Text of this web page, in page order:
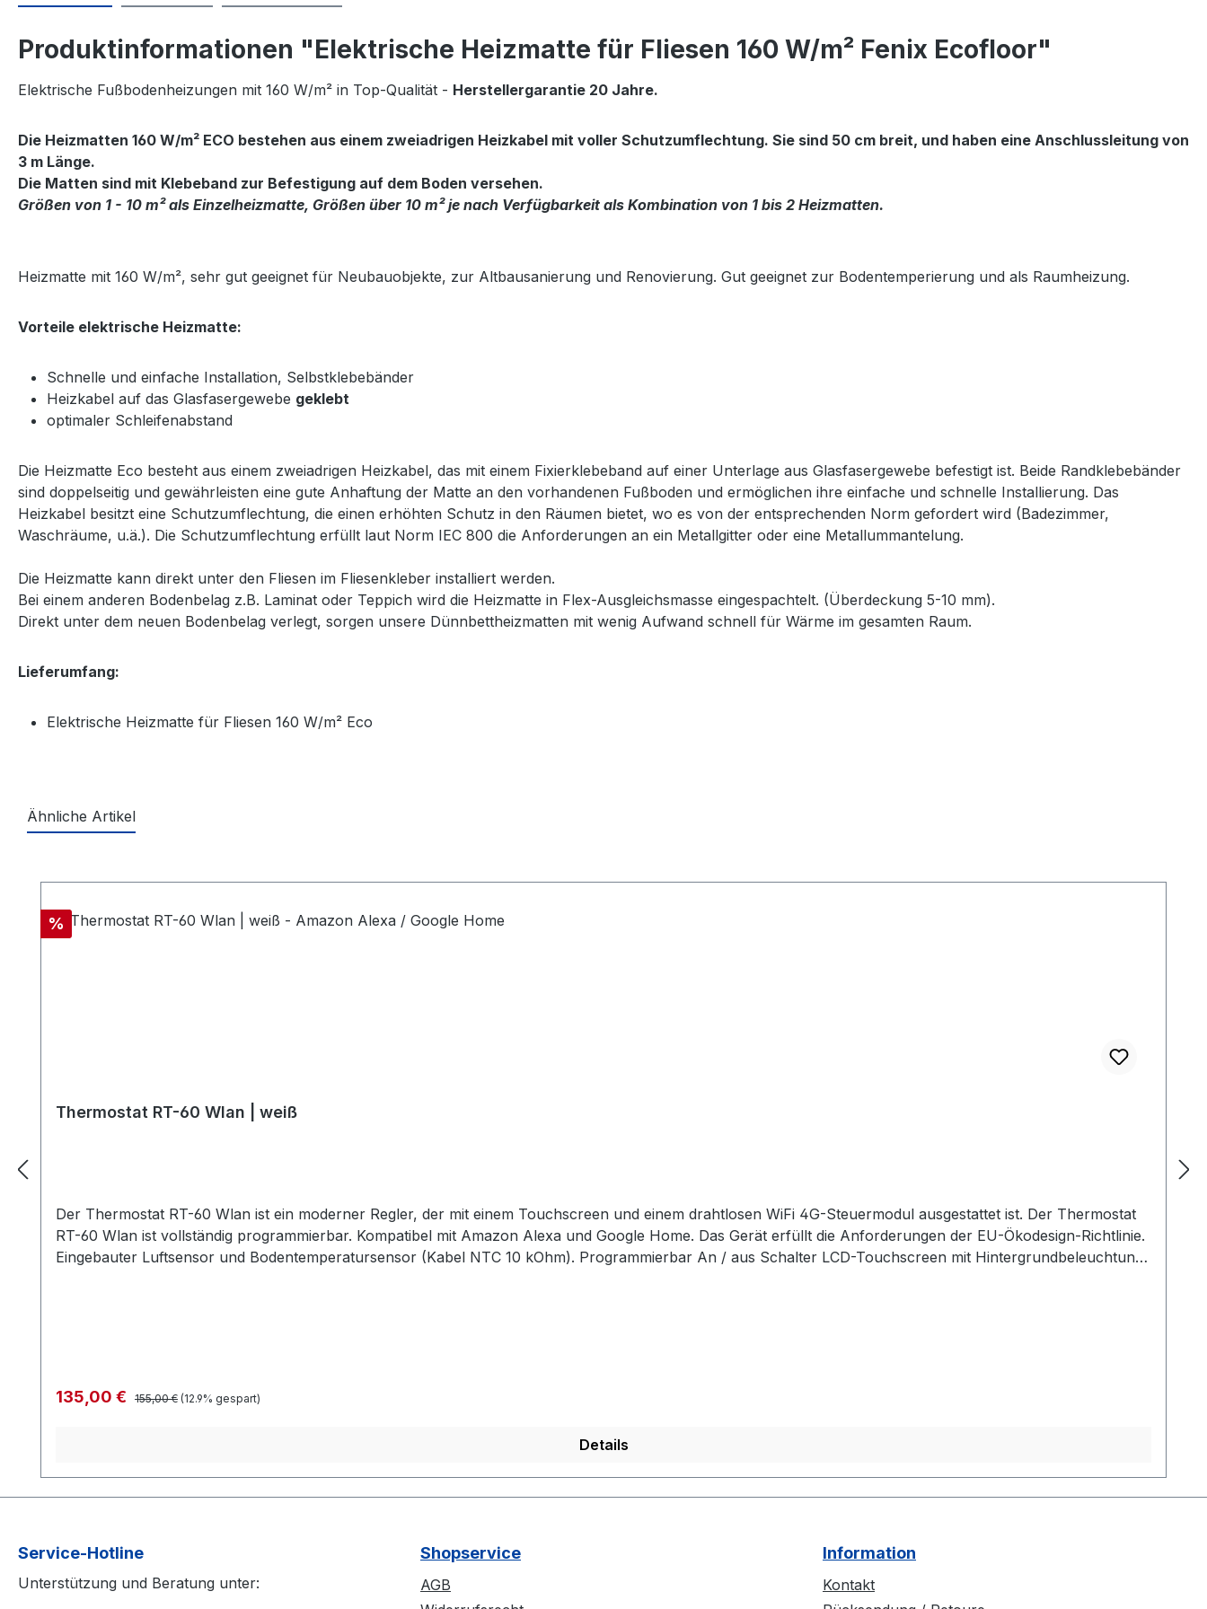
Produktinformationen "Elektrische Heizmatte für Fliesen 160 W/m² Fenix Ecofloor"
Elektrische Fußbodenheizungen mit 160 W/m² in Top-Qualität - Herstellergarantie 20 Jahre.
Die Heizmatten 160 W/m² ECO bestehen aus einem zweiadrigen Heizkabel mit voller Schutzumflechtung. Sie sind 50 cm breit, und haben eine Anschlussleitung von
3 m Länge.
Die Matten sind mit Klebeband zur Befestigung auf dem Boden versehen.
Größen von 1 - 10 m² als Einzelheizmatte, Größen über 10 m² je nach Verfügbarkeit als Kombination von 1 bis 2 Heizmatten.
Heizmatte mit 160 W/m², sehr gut geeignet für Neubauobjekte, zur Altbausanierung und Renovierung. Gut geeignet zur Bodentemperierung und als Raumheizung.
Vorteile elektrische Heizmatte:
Schnelle und einfache Installation, Selbstklebebänder
Heizkabel auf das Glasfasergewebe geklebt
optimaler Schleifenabstand
Die Heizmatte Eco besteht aus einem zweiadrigen Heizkabel, das mit einem Fixierklebeband auf einer Unterlage aus Glasfasergewebe befestigt ist. Beide Randklebebänder
sind doppelseitig und gewährleisten eine gute Anhaftung der Matte an den vorhandenen Fußboden und ermöglichen ihre einfache und schnelle Installierung. Das
Heizkabel besitzt eine Schutzumflechtung, die einen erhöhten Schutz in den Räumen bietet, wo es von der entsprechenden Norm gefordert wird (Badezimmer,
Waschräume, u.ä.). Die Schutzumflechtung erfüllt laut Norm IEC 800 die Anforderungen an ein Metallgitter oder eine Metallummantelung.
Die Heizmatte kann direkt unter den Fliesen im Fliesenkleber installiert werden.
Bei einem anderen Bodenbelag z.B. Laminat oder Teppich wird die Heizmatte in Flex-Ausgleichsmasse eingespachtelt. (Überdeckung 5-10 mm).
Direkt unter dem neuen Bodenbelag verlegt, sorgen unsere Dünnbettheizmatten mit wenig Aufwand schnell für Wärme im gesamten Raum.
Lieferumfang:
Elektrische Heizmatte für Fliesen 160 W/m² Eco
Ähnliche Artikel
Rabatt
%
Thermostat RT-60 Wlan | weiß
Der Thermostat RT-60 Wlan ist ein moderner Regler, der mit einem Touchscreen und einem drahtlosen WiFi 4G-Steuermodul ausgestattet ist. Der Thermostat
RT-60 Wlan ist vollständig programmierbar. Kompatibel mit Amazon Alexa und Google Home. Das Gerät erfüllt die Anforderungen der EU-Ökodesign-Richtlinie.
Eingebauter Luftsensor und Bodentemperatursensor (Kabel NTC 10 kOhm). Programmierbar An / aus Schalter LCD-Touchscreen mit Hintergrundbeleuchtung
Verkaufspreis:
135,00 € Regulärer Preis:
155,00 € (12.9% gespart)
Details
Service-Hotline
Unterstützung und Beratung unter:
Shopservice
AGB
Information
Kontakt